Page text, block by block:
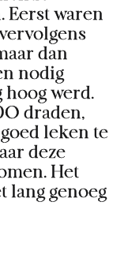
Eerst waren
dan
nodig
werd.
draden,
leken te
deze
Het
lang genoeg